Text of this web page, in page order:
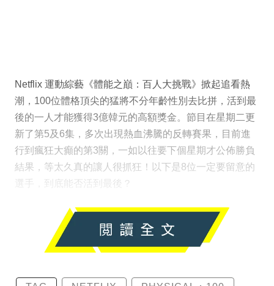
Netflix 運動綜藝《體能之巔：百人大挑戰》掀起追看熱
潮，100位體格頂尖的猛將不分年齡性別去比拼，活到最
後的一人才能獲得3億韓元的高額獎金。節目在星期二更
新了第5及6集，多次出現熱血沸騰的反轉賽果，目前進
行到瘋狂大癲的第3關，一如以往要下個星期才公佈勝負
結果，等太久真的讓人很抓狂！以下是8位一定要留意的
選手，到底能否活到最後？